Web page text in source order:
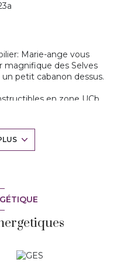
Marie-ange vous
magnifique des Selves
petit cabanon dessus.
en zone UCb,
arrivent devant et
Le reste du terrain
magnifiques! Il est
coeur assuré